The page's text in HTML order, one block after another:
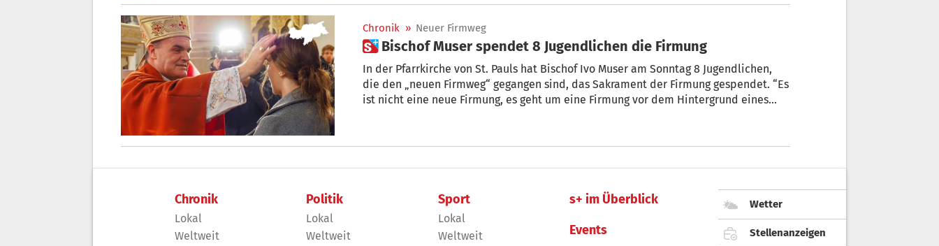
Chronik » Neuer Firmweg
 Bischof Muser spendet 8 Jugendlichen die Firmung
In der Pfarrkirche von St. Pauls hat Bischof Ivo Muser am Sonntag 8 Jugendlichen,
die den „neuen Firmweg“ gegangen sind, das Sakrament der Firmung gespendet. “Es
ist nicht eine neue Firmung, es geht um eine Firmung vor dem Hintergrund eines
Chronik
Lokal
Weltweit
Politik
Lokal
Weltweit
Sport
Lokal
Weltweit
s+ im Überblick
Events
Wetter
Stellenanzeigen